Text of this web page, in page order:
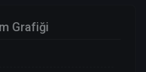
Grafiği